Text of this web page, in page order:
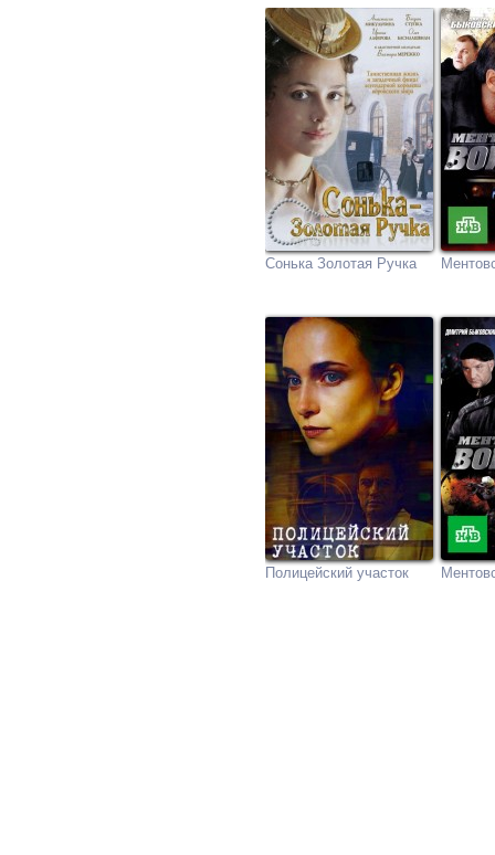
Сонька Золотая Ручка
Полицейский участок